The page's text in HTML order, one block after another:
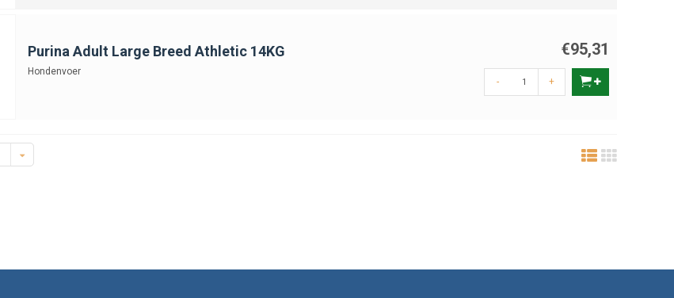
Purina Adult Large Breed Athletic 14KG
Hondenvoer
€95,31
- +